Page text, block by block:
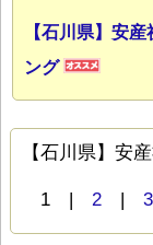
【石川県】安
ング
【石川県】安
1 | 2 | 3